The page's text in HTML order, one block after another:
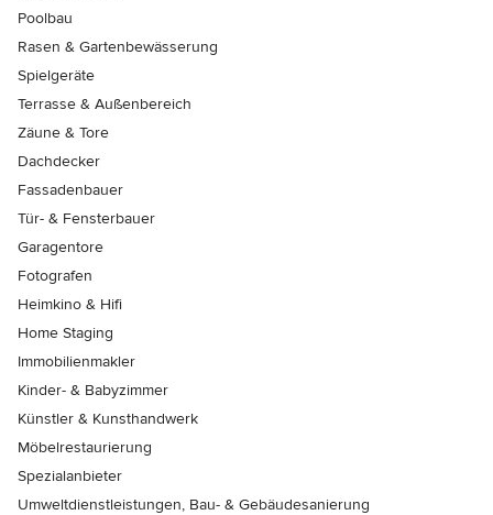
Poolbau
Rasen & Gartenbewässerung
Spielgeräte
Terrasse & Außenbereich
Zäune & Tore
Dachdecker
Fassadenbauer
Tür- & Fensterbauer
Garagentore
Fotografen
Heimkino & Hifi
Home Staging
Immobilienmakler
Kinder- & Babyzimmer
Künstler & Kunsthandwerk
Möbelrestaurierung
Spezialanbieter
Umweltdienstleistungen, Bau- & Gebäudesanierung